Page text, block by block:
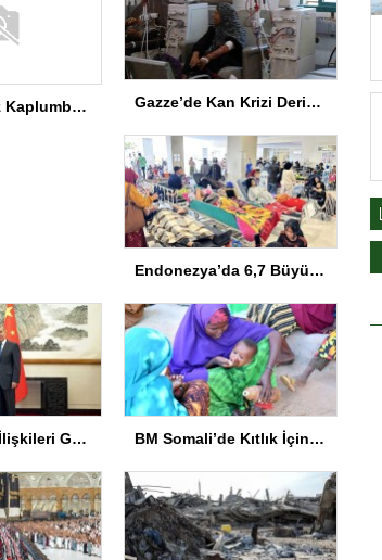
Serik’te Deniz Kaplumbağaları İçin Temizlik Gazze’de Kan Krizi Derinleşiyor
Endonezya’da 6,7 Büyüklüğünde Deprem
Çin ve Nepal İlişkileri Güçleniyor BM Somali’de Kıtlık İçin 10 Milyon Dolar Ayırdı